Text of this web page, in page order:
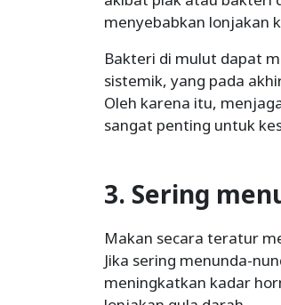
menyebabkan lonjakan
Bakteri di mulut dapat
sistemik, yang pada
Oleh karena itu,
sangat penting untuk
3. Sering
Makan secara teratur
Jika sering menunda-
meningkatkan kadar